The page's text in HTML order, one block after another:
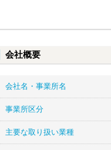
会社概要
会社名・事業所名
事業所区分
主要な取り扱い業種